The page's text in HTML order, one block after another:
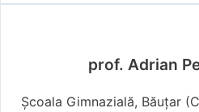
prof. Adrian
Școala Gimnazială, Băuțar